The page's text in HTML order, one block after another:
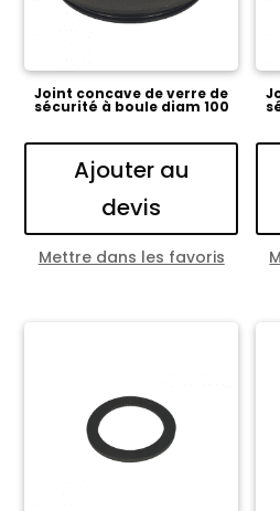
Joint concave de verre de
sécurité à boule diam 100
Ajouter au
devis
Mettre dans les favoris